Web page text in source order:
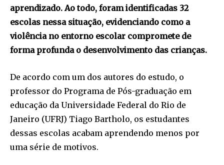
aprendizado. Ao todo, foram identificadas 32
escolas nessa situação, evidenciando como a
violência no entorno escolar compromete de
forma profunda o desenvolvimento das crianças.
De acordo com um dos autores do estudo, o
professor do Programa de Pós-graduação em
educação da Universidade Federal do Rio de
Janeiro (UFRJ) Tiago Bartholo, os estudantes
dessas escolas acabam aprendendo menos por
uma série de motivos.